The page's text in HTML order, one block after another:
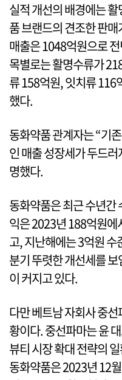
실적 개선의 배경에는
품 브랜드의 견조한 판
매출은 1048억원으로
목별로는 활명수류가
류 158억원, 잇치류 116
했다.
동화약품 관계자는 “기
인 매출 성장세가 두드
명했다.
동화약품은 최근 수년간
익은 2023년 188억원
고, 지난해에는 3억원
분기 뚜렷한 개선세를
이 커지고 있다.
다만 베트남 자회사 중
황이다. 중선파마는 윤
뷰티 시장 확대 전략의
동화약품은 2023년 12